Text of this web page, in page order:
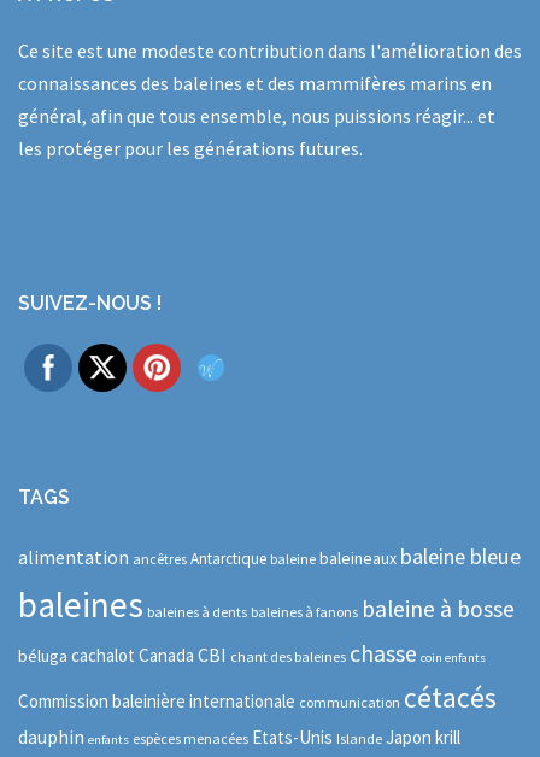
Ce site est une modeste contribution dans l'amélioration des
connaissances des baleines et des mammifères marins en
général, afin que tous ensemble, nous puissions réagir... et
les protéger pour les générations futures.
SUIVEZ-NOUS !
TAGS
alimentation ancêtres Antarctique baleine baleineaux baleine bleue
baleines baleines à dents baleines à fanons baleine à bosse
béluga cachalot Canada CBI chant des baleines chasse coin enfants
Commission baleinière internationale communication cétacés
dauphin enfants espèces menacées Etats-Unis Islande Japon krill